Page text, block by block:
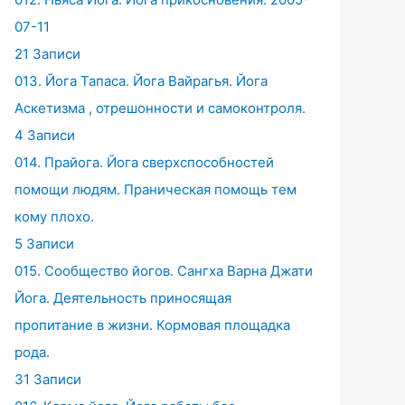
07-11
21 Записи
013. Йога Тапаса. Йога Вайрагья. Йога
Аскетизма , отрешонности и самоконтроля.
4 Записи
014. Прайога. Йога сверхспособностей
помощи людям. Праническая помощь тем
кому плохо.
5 Записи
015. Сообщество йогов. Сангха Варна Джати
Йога. Деятельность приносящая
пропитание в жизни. Кормовая площадка
рода.
31 Записи